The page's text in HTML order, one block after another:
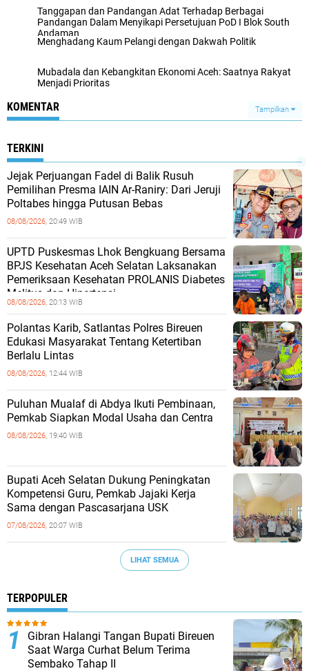
Tanggapan dan Pandangan Adat Terhadap Berbagai
Pandangan Dalam Menyikapi Persetujuan PoD I Blok South
Andaman
Menghadang Kaum Pelangi dengan Dakwah Politik
Mubadala dan Kebangkitan Ekonomi Aceh: Saatnya Rakyat
Menjadi Prioritas
KOMENTAR Tampilkan
TERKINI
Jejak Perjuangan Fadel di Balik Rusuh
Pemilihan Presma IAIN Ar-Raniry: Dari Jeruji
Poltabes hingga Putusan Bebas
08/08/2026, 20:49 WIB
UPTD Puskesmas Lhok Bengkuang Bersama
BPJS Kesehatan Aceh Selatan Laksanakan
Pemeriksaan Kesehatan PROLANIS Diabetes
Melitus dan Hipertensi
08/08/2026, 20:13 WIB
Polantas Karib, Satlantas Polres Bireuen
Edukasi Masyarakat Tentang Ketertiban
Berlalu Lintas
08/08/2026, 12:44 WIB
Puluhan Mualaf di Abdya Ikuti Pembinaan,
Pemkab Siapkan Modal Usaha dan Centra
08/08/2026, 19:40 WIB
Bupati Aceh Selatan Dukung Peningkatan
Kompetensi Guru, Pemkab Jajaki Kerja
Sama dengan Pascasarjana USK
07/08/2026, 20:07 WIB
LIHAT SEMUA
TERPOPULER
Gibran Halangi Tangan Bupati Bireuen
Saat Warga Curhat Belum Terima
Sembako Tahap II